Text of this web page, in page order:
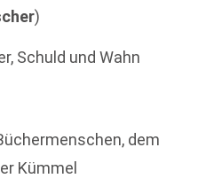
)
Schuld und Wahn
dem
Kümmel